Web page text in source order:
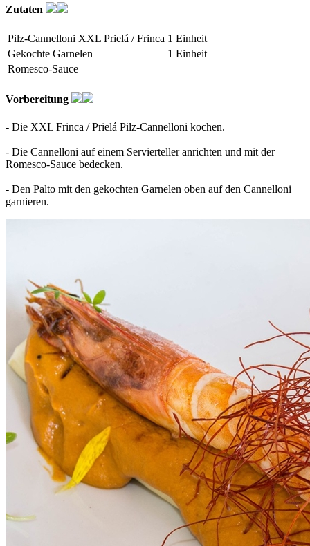
Zutaten
Pilz-Cannelloni XXL Prielá / Frinca 1 Einheit
Gekochte Garnelen
1 Einheit
Romesco-Sauce
Vorbereitung
- Die XXL Frinca / Prielá Pilz-Cannelloni kochen.
- Die Cannelloni auf einem Servierteller anrichten und mit der
Romesco-Sauce bedecken.
- Den Palto mit den gekochten Garnelen oben auf den Cannelloni
garnieren.